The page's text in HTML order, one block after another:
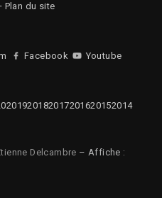
Plan du site
Facebook Youtube
201920182017201620152014
Delcambre – Affiche :